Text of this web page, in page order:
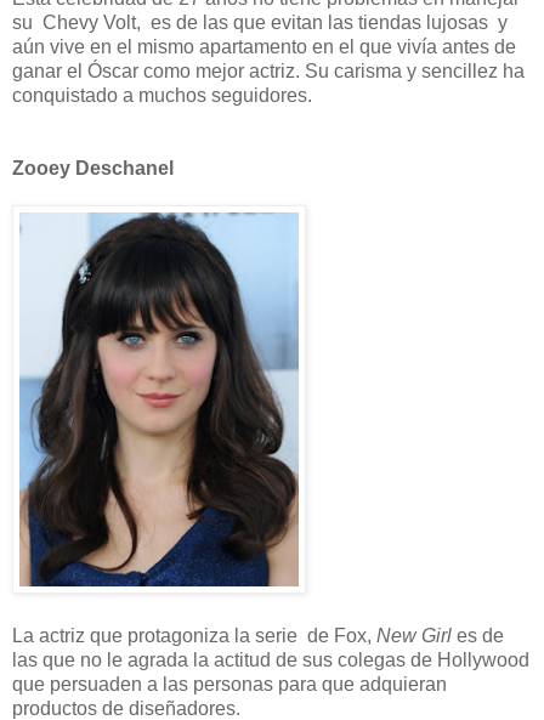
su Chevy Volt, es de las que evitan las tiendas lujosas y
aún vive en el mismo apartamento en el que vivía antes de
ganar el Óscar como mejor actriz. Su carisma y sencillez ha
conquistado a muchos seguidores.
Zooey Deschanel
La actriz que protagoniza la serie de Fox, New Girl es de
las que no le agrada la actitud de sus colegas de Hollywood
que persuaden a las personas para que adquieran
productos de diseñadores.